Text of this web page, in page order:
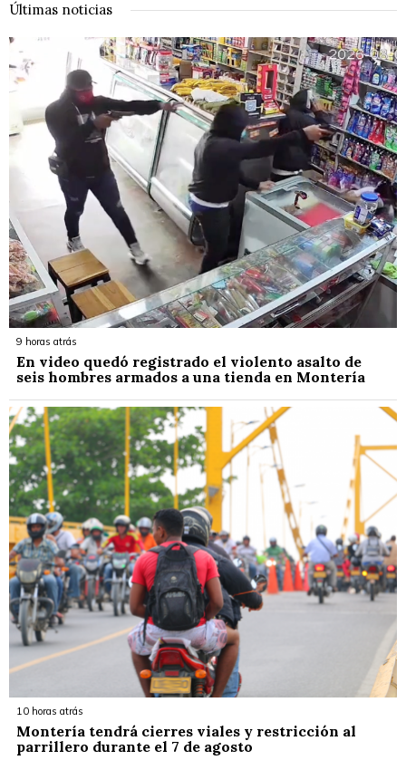
Últimas noticias
9 horas atrás
En video quedó registrado el violento asalto de
seis hombres armados a una tienda en Montería
10 horas atrás
Montería tendrá cierres viales y restricción al
parrillero durante el 7 de agosto